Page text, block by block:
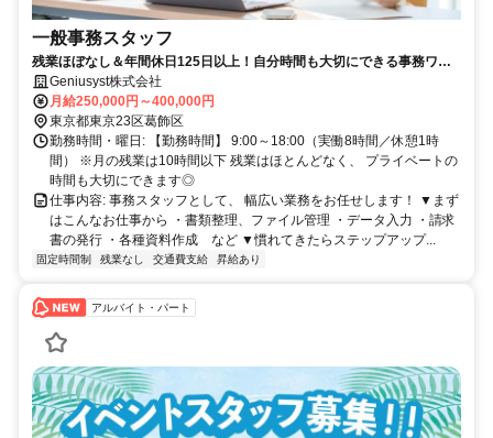
一般事務スタッフ
残業ほぼなし＆年間休日125日以上！自分時間も大切にできる事務ワー
ク◎Geniusyst株式会社
月給250,000円～400,000円
東京都東京23区葛飾区
勤務時間・曜日: 【勤務時間】 9:00～18:00（実働8時間／休憩1時
間） ※月の残業は10時間以下 残業はほとんどなく、 プライベートの
時間も大切にできます◎
仕事内容: 事務スタッフとして、 幅広い業務をお任せします！ ▼まず
はこんなお仕事から ・書類整理、ファイル管理 ・データ入力 ・請求
書の発行 ・各種資料作成 など ▼慣れてきたらステップアップ...
固定時間制 残業なし 交通費支給 昇給あり
アルバイト・パート